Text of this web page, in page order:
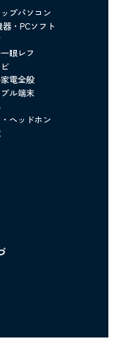
プパソコン
・PCソフト
眼レフ
電全般
ル端末
ヘッドホン